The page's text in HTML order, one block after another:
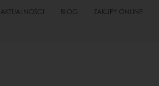
AKTUALNOŚCI BLOG ZAKUPY ONLINE